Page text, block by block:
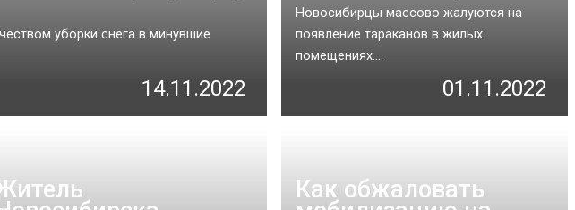
уборки снега в минувшие
14.11.2022
Новосибирцы массово жалуются на
появление тараканов в жилых
помещениях....
01.11.2022
Как обжаловать